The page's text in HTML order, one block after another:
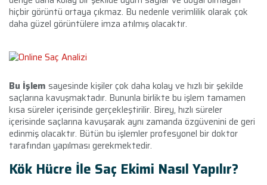
hiçbir görüntü ortaya çıkmaz. Bu nedenle verimlilik olarak çok
daha güzel görüntülere imza atılmış olacaktır.
Bu İşlem sayesinde kişiler çok daha kolay ve hızlı bir şekilde
saçlarına kavuşmaktadır. Bununla birlikte bu işlem tamamen
kısa süreler içerisinde gerçekleştirilir. Birey, hızlı süreler
içerisinde saçlarına kavuşarak aynı zamanda özgüvenini de geri
edinmiş olacaktır. Bütün bu işlemler profesyonel bir doktor
tarafından yapılması gerekmektedir.
Kök Hücre İle Saç Ekimi Nasıl Yapılır?